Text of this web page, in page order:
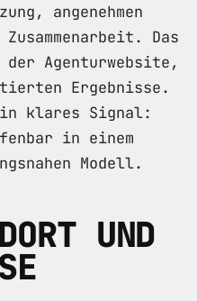
angenehmen
Das
der Agenturwebsite,
Ergebnisse.
klares Signal:
in einem
Modell.
UND